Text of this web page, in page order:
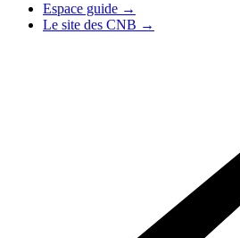
Espace guide →
Le site des CNB →